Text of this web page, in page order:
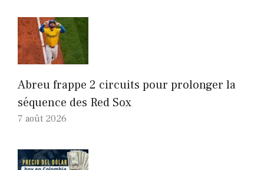
Abreu frappe 2 circuits pour prolonger la
séquence des Red Sox
7 août 2026